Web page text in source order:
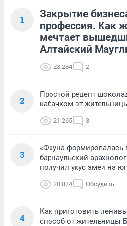
1
Закрытие
профессия. Как
мечтает
Алтайский
23 284 2
2
Простой рецепт
кабачком от
21 265 3
3
«Фауна формировалась
барнаульский
получил укус змеи на
20 874 Обсудить
4
Как приготовить
способ от жительницы